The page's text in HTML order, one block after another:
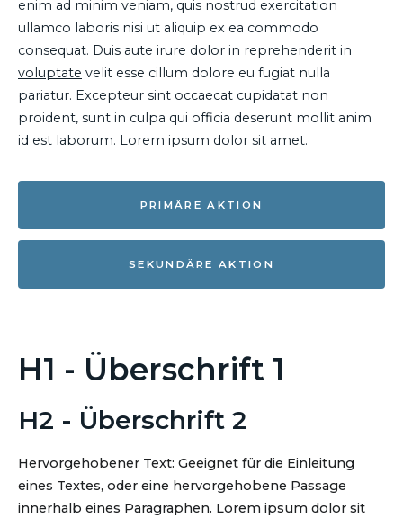
enim ad minim veniam, quis nostrud exercitation
ullamco laboris nisi ut aliquip ex ea commodo
consequat. Duis aute irure dolor in reprehenderit in
voluptate velit esse cillum dolore eu fugiat nulla
pariatur. Excepteur sint occaecat cupidatat non
proident, sunt in culpa qui officia deserunt mollit anim
id est laborum. Lorem ipsum dolor sit amet.
PRIMÄRE AKTION
SEKUNDÄRE AKTION
H1 - Überschrift 1
H2 - Überschrift 2
Hervorgehobener Text: Geeignet für die Einleitung
eines Textes, oder eine hervorgehobene Passage
innerhalb eines Paragraphen. Lorem ipsum dolor sit